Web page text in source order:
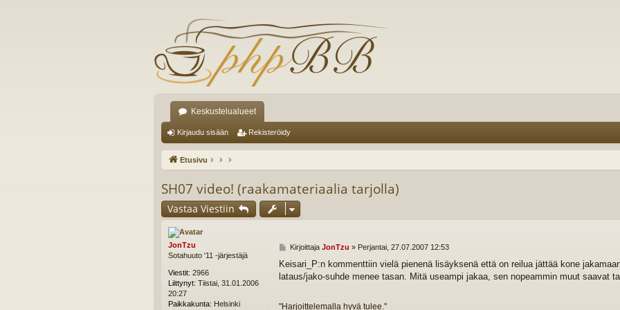
Keskustelualueet
Kirjaudu sisään Rekisteröidy
Etusivu
SH07 video! (raakamateriaalia tarjolla)
Vastaa Viestiin
JonTzu
Sotahuuto '11 -järjestäjä
Viestit: 2966
Liittynyt: Tiistai, 31.01.2006
20:27
Paikkakunta: Helsinki
V
e
s
Kirjoittaja JonTzu » Perjantai, 27.07.2007 12:53
Keisari_P:n kommenttiin vielä pienenä lisäyksenä että on reilua jättää kone
lataus/jako-suhde menee tasan. Mitä useampi jakaa, sen nopeammin muut saavat
"Harjoittelemalla hyvä tulee."